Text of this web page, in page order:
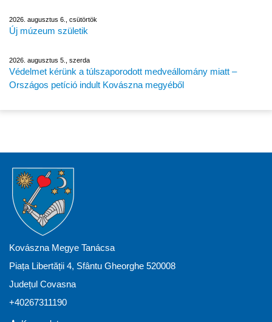
2026. augusztus 6., csütörtök
Új múzeum születik
2026. augusztus 5., szerda
Védelmet kérünk a túlszaporodott medveállomány miatt –
Országos petíció indult Kovászna megyéből
Kovászna Megye Tanácsa
Piața Libertății 4, Sfântu Gheorghe 520008
Județul Covasna
+40267311190